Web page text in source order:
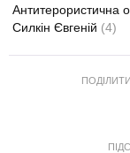
Антитерористична
Силкін Євгеній (4)